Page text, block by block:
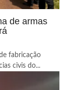
de armas
fabricação
civis do...